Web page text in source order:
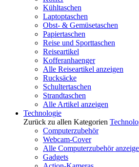
Kühltaschen
Laptoptaschen
Obst- & Gemüsetaschen
Papiertaschen
Reise und Sporttaschen
Reiseartikel
Kofferanhaenger
Alle Reiseartikel anzeigen
Rucksäcke
Schultertaschen
Strandtaschen
Alle Artikel anzeigen
Technologie
Zurück zu allen Kategorien
Computerzubehör
Webcam-Cover
Alle Computerzubehör
Gadgets